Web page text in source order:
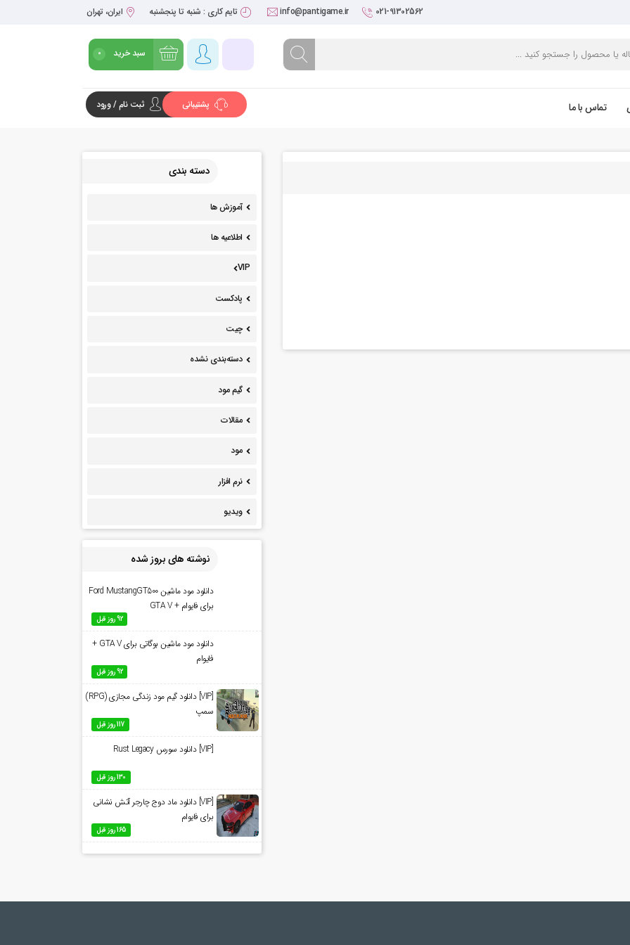
021-91302562
info@pantigame.ir تایم کاری : شنبه تا پنجشنبه ایران، تهران
سبد خرید 0
تماس با ما پشتیبانی ثبت نام / ورود
دسته بندی
آموزش ها
اطلاعیه ها
VIP
پادکست
چیت
دسته‌بندی نشده
گیم مود
مقالات
مود
نرم افزار
ویدیو
نوشته های بروز شده
دانلود مود ماشین Ford MustangGT500
برای فایوام + GTA V
92 روز قبل
دانلود مود ماشین بوگاتی برای GTA V +
فایوام
92 روز قبل
[VIP] دانلود گیم مود زندگی مجازی (RPG)
سمپ
117 روز قبل
[VIP] دانلود سورس Rust Legacy
130 روز قبل
[VIP] دانلود ماد دوج چارجر آتش نشانی
برای فایوام
165 روز قبل